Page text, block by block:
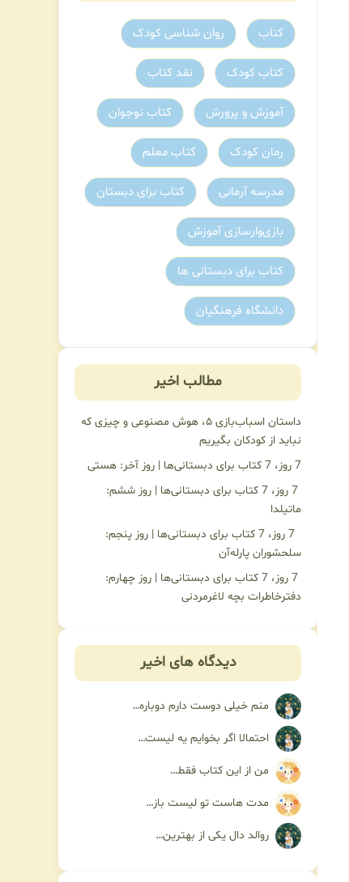
کتاب روان شناسی کودک
کتاب کودک نقد کتاب
آموزش و پرورش کتاب نوجوان
رمان کودک کتاب معلم
مدرسه آرمانی کتاب برای دبستان
بازی‌وارسازی آموزش
کتاب برای دبستانی ها
دانشگاه فرهنگیان
مطالب اخیر
داستان اسباب‌بازی ۵، هوش مصنوعی و چیزی که
نباید از کودکان بگیریم
7 روز، 7 کتاب برای دبستانی‌ها | روز آخر: هستی
7 روز، 7 کتاب برای دبستانی‌ها | روز ششم:
ماتیلدا
7 روز، 7 کتاب برای دبستانی‌ها | روز پنجم:
سلحشوران پارله‌آن
7 روز، 7 کتاب برای دبستانی‌ها | روز چهارم:
دفترخاطرات بچه لاغرمردنی
دیدگاه های اخیر
منم خیلی دوست دارم دوباره…
احتمالا اگر بخوایم یه لیست…
من از این کتاب فقط…
مدت هاست تو لیست باز…
روالد دال یکی از بهترین…